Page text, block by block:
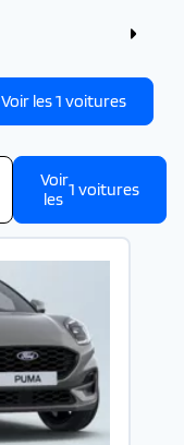
Voir les1 voitures
Voir
les 1 voitures